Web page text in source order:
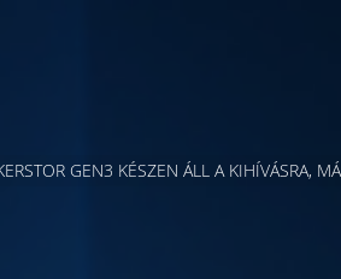
GEN3 KÉSZEN ÁLL A KIHÍVÁSRA,